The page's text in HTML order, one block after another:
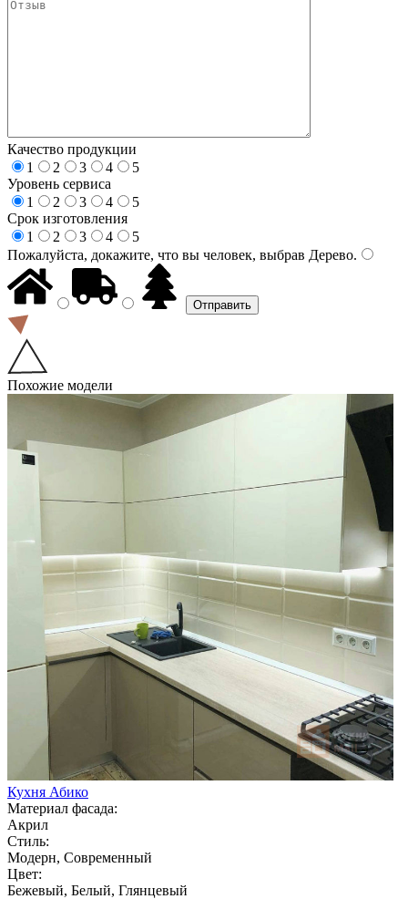
Качество продукции
1
2 3 4
5
Уровень сервиса
1
2 3 4
5
Срок изготовления
1
2 3 4
5
Пожалуйста, докажите, что вы человек, выбрав Дерево.
Похожие модели
Кухня Абико
Материал фасада:
Акрил
Стиль:
Модерн, Современный
Цвет:
Бежевый, Белый, Глянцевый